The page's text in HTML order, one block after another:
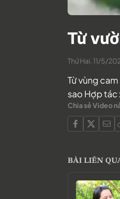
Từ
Thứ Hai, 11/5/
Từ vùng
sao Hợp tác
Chia sẻ Video
BÀI LIÊN